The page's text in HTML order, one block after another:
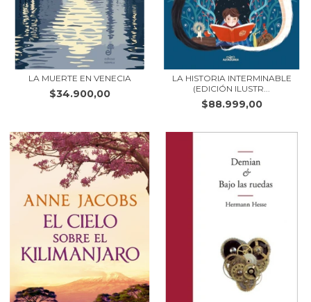
LA MUERTE EN VENECIA
$34.900,00
LA HISTORIA INTERMINABLE
(EDICIÓN ILUSTR...
$88.999,00